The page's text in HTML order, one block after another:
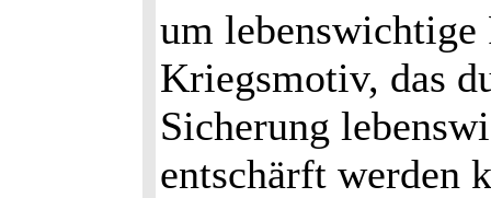
um
Kriegsmotiv, das
Sicherung
entschärft werden